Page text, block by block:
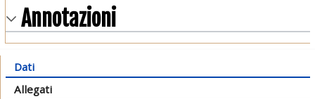
Annotazioni
Dati
Allegati